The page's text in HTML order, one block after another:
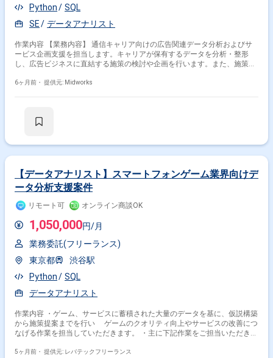
ティなど、モダンかつチャレンジングな技術領域を扱います。 ■募集背景
事業の多角化と急速な拡大に伴い、攻め（事業成長）と守り（基盤安定・
セキュリティ）の両面を支えるデータエンジニアを募集します。ナレッジ
ただける方を求めています。
Python
SQL
SE
データアナリスト
作業内容 【業務内容】 通信キャリア向けの広告関連データ分析およびサ
ービス企画支援を担当します。キャリアが保有するデータを分析・整形
し、広告ビジネスに直結する施策の検討や企画を行います。また、施策実
します。データ分析の経験が少ない方でも業務を通じてスキルを伸ばせる
受入試験の実施 ・ベンダーコントロール 【稼働日数】週5日 【リモート日
6ヶ月前・ 提供元: Midworks
【データアナリスト】スマートフォンゲーム業界向けデ
ータ分析支援案件
リモート可 オンライン商談OK
1,050,000円/月
業務委託(フリーランス)
東京都
渋谷駅
Python
SQL
データアナリスト
作業内容 ・ゲーム、サービスに蓄積された大量のデータを基に、仮説構築
から施策提案までを行い ゲームのクオリティ向上やサービスの改善につ
なげる作業を担当していただきます。 ・主に下記作業をご担当いただきま
課題発見や施策検証 - 離脱、課金要因分析 - イベント分析 - チャット分析
5ヶ月前・ 提供元: レバテックフリーランス